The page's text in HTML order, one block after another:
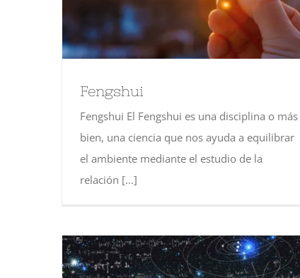
Fengshui
Fengshui El Fengshui es una disciplina o más
bien, una ciencia que nos ayuda a equilibrar
el ambiente mediante el estudio de la
relación [...]